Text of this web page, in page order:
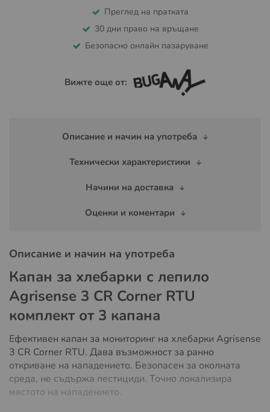
Преглед на пратката
30 дни право на връщане
Безопасно онлайн пазаруване
Вижте още от:
Описание и начин на употреба
Технически характеристики
Начини на доставка
Оценки и коментари
Описание и начин на употреба
Капан за хлебарки с лепило
Agrisense 3 CR Corner RTU
комплект от 3 капана
Eфективен капан за мониторинг на хлебарки Agrisense
3 CR Corner RTU. Дава възможност за ранно
откриване на нападението. Безопасен за околната
среда, не съдържа пестициди. Точно локализира
мястото на нападението.